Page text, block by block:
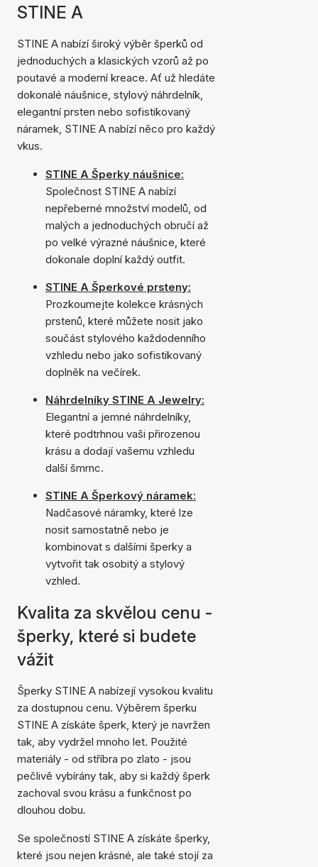
STINE A
STINE A nabízí široký výběr šperků od
jednoduchých a klasických vzorů až po
poutavé a moderní kreace. Ať už hledáte
dokonalé náušnice, stylový náhrdelník,
elegantní prsten nebo sofistikovaný
náramek, STINE A nabízí něco pro každý
vkus.
STINE A Šperky náušnice:
Společnost STINE A nabízí
nepřeberné množství modelů, od
malých a jednoduchých obručí až
po velké výrazné náušnice, které
dokonale doplní každý outfit.
STINE A Šperkové prsteny:
Prozkoumejte kolekce krásných
prstenů, které můžete nosit jako
součást stylového každodenního
vzhledu nebo jako sofistikovaný
doplněk na večírek.
Náhrdelníky STINE A Jewelry:
Elegantní a jemné náhrdelníky,
které podtrhnou vaši přirozenou
krásu a dodají vašemu vzhledu
další šmrnc.
STINE A Šperkový náramek:
Nadčasové náramky, které lze
nosit samostatně nebo je
kombinovat s dalšími šperky a
vytvořit tak osobitý a stylový
vzhled.
Kvalita za skvělou cenu -
šperky, které si budete
vážit
Šperky STINE A nabízejí vysokou kvalitu
za dostupnou cenu. Výběrem šperku
STINE A získáte šperk, který je navržen
tak, aby vydržel mnoho let. Použité
materiály - od stříbra po zlato - jsou
pečlivě vybírány tak, aby si každý šperk
zachoval svou krásu a funkčnost po
dlouhou dobu.
Se společností STINE A získáte šperky,
které jsou nejen krásné, ale také stojí za